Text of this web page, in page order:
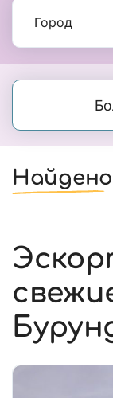
Город
Найдено